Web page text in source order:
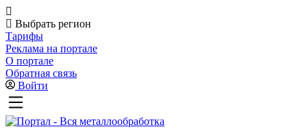
Выбрать регион
Тарифы
Реклама на портале
О портале
Обратная связь
Войти